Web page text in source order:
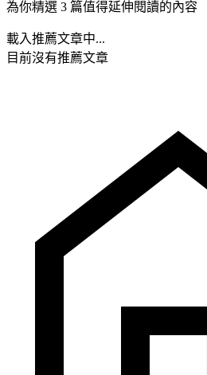
為你精選 3 篇值得延伸閱讀的內容
載入推薦文章中...
目前沒有推薦文章